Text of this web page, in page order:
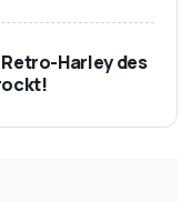
Harley des